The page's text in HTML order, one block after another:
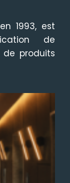
1993, est
de
produits